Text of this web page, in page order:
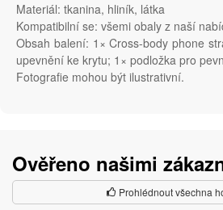
Materiál: tkanina, hliník, látka
Kompatibilní se: všemi obaly z naší
Obsah balení: 1× Cross-body phone
upevnění ke krytu; 1× podložka pro
Fotografie mohou být ilustrativní.
Ověřeno našimi
Prohlédnout všechna